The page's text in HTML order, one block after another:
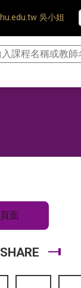
吳小姐
【7/31
面